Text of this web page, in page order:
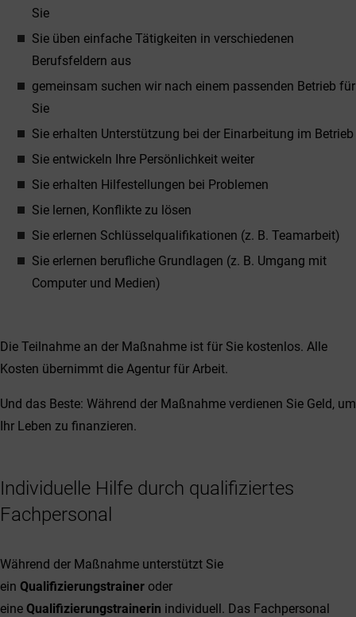
Sie
Sie üben einfache Tätigkeiten in verschiedenen
Berufsfeldern aus
gemeinsam suchen wir nach einem passenden Betrieb für
Sie
Sie erhalten Unterstützung bei der Einarbeitung im Betrieb
Sie entwickeln Ihre Persönlichkeit weiter
Sie erhalten Hilfestellungen bei Problemen
Sie lernen, Konflikte zu lösen
Sie erlernen Schlüsselqualifikationen (z. B. Teamarbeit)
Sie erlernen berufliche Grundlagen (z. B. Umgang mit
Computer und Medien)
Die Teilnahme an der Maßnahme ist für Sie kostenlos. Alle
Kosten übernimmt die Agentur für Arbeit.
Und das Beste: Während der Maßnahme verdienen Sie Geld, um
Ihr Leben zu finanzieren.
Individuelle Hilfe durch qualifiziertes
Fachpersonal
Während der Maßnahme unterstützt Sie
ein Qualifizierungstrainer oder
eine Qualifizierungstrainerin individuell. Das Fachpersonal